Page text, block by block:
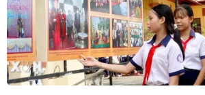
Lịch thi đấu ASEAN Cup 2026 ngày
7/8: Việt Nam hướng đến ngôi đầu
07/08/2026 00:07